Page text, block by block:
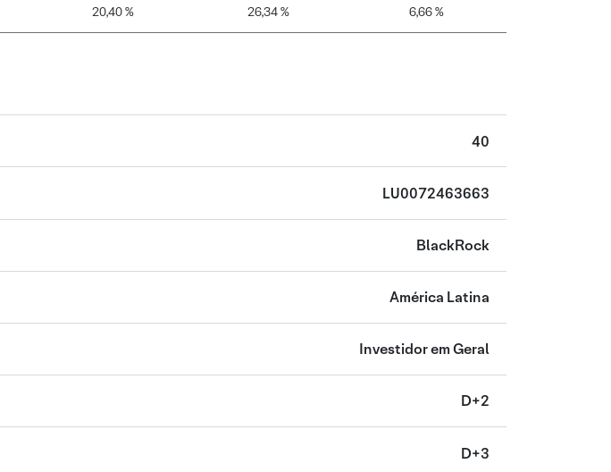
20,40 % 26,34 % 6,66 %
40
LU0072463663
BlackRock
América Latina
Investidor em Geral
D+2
D+3